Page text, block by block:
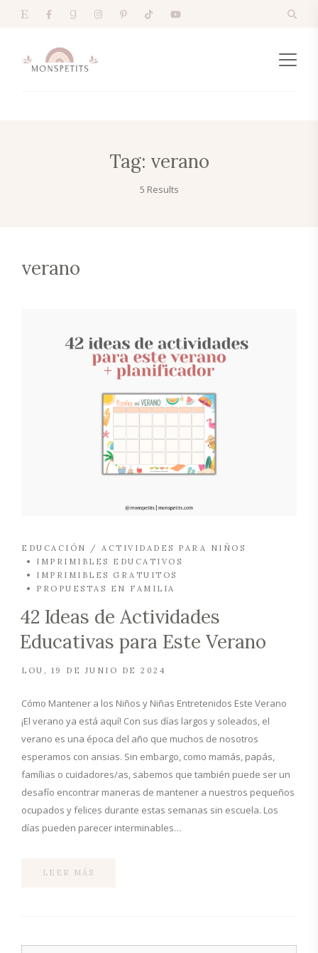
Tag: verano
5 Results
verano
EDUCACIÓN / ACTIVIDADES PARA NIÑOS
IMPRIMIBLES EDUCATIVOS
IMPRIMIBLES GRATUITOS
PROPUESTAS EN FAMILIA
42 Ideas de Actividades
Educativas para Este Verano
LOU 19 DE JUNIO DE 2024
Cómo Mantener a los Niños y Niñas Entretenidos Este Verano
¡El verano ya está aquí! Con sus días largos y soleados, el
verano es una época del año que muchos de nosotros
esperamos con ansias. Sin embargo, como mamás, papás,
famílias o cuidadores/as, sabemos que también puede ser un
desafío encontrar maneras de mantener a nuestros pequeños
ocupados y felices durante estas semanas sin escuela. Los
días pueden parecer interminables…
LEER MÁS